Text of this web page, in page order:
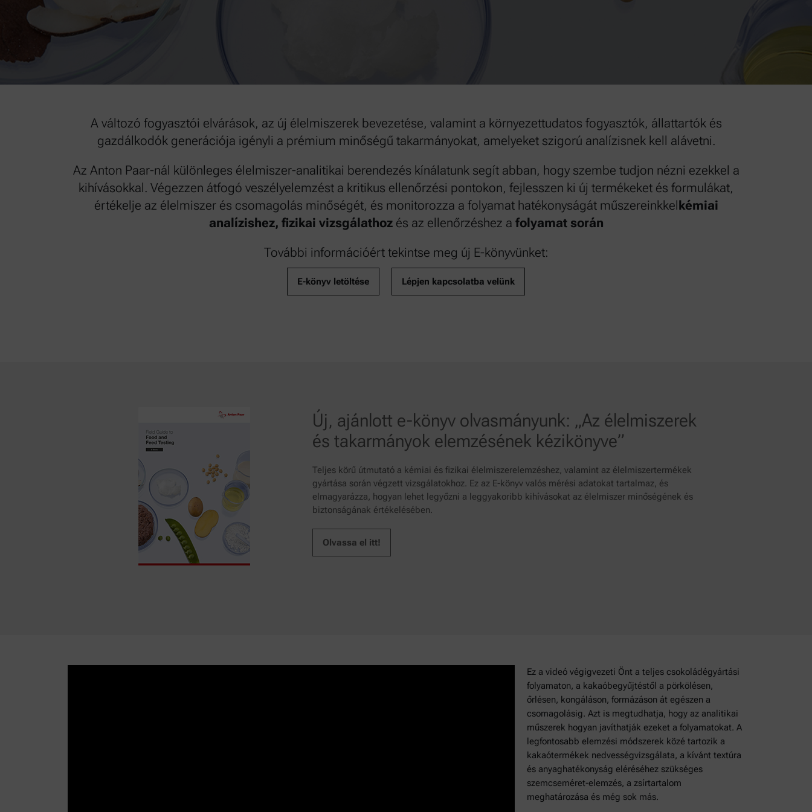
A változó fogyasztói elvárások, az új élelmiszerek bevezetése, valamint a környezettudatos fogyasztók, állattartók és
gazdálkodók generációja igényli a prémium minőségű takarmányokat, amelyeket szigorú analízisnek kell alávetni.
Az Anton Paar-nál különleges élelmiszer-analitikai berendezés kínálatunk segít abban, hogy szembe tudjon nézni ezekkel a
kihívásokkal. Végezzen átfogó veszélyelemzést a kritikus ellenőrzési pontokon, fejlesszen ki új termékeket és formulákat,
értékelje az élelmiszer és csomagolás minőségét, és monitorozza a folyamat hatékonyságát műszereinkkelkémiai
analízishez, fizikai vizsgálathozés az ellenőrzéshez a folyamat során
További információért tekintse meg új E-könyvünket:
E-könyv letöltése Lépjen kapcsolatba velünk
Új, ajánlott e-könyv olvasmányunk: „Az élelmiszerek
és takarmányok elemzésének kézikönyve”
Teljes körű útmutató a kémiai és fizikai élelmiszerelemzéshez, valamint az élelmiszertermékek
gyártása során végzett vizsgálatokhoz. Ez az E-könyv valós mérési adatokat tartalmaz, és
elmagyarázza, hogyan lehet legyőzni a leggyakoribb kihívásokat az élelmiszer minőségének és
biztonságának értékelésében.
Olvassa el itt!
Ez a videó végigvezeti Önt a teljes csokoládégyártási
folyamaton, a kakaóbegyűjtéstől a pörkölésen,
őrlésen, kongáláson, formázáson át egészen a
csomagolásig. Azt is megtudhatja, hogy az analitikai
műszerek hogyan javíthatják ezeket a folyamatokat. A
legfontosabb elemzési módszerek közé tartozik a
kakaótermékek nedvességvizsgálata, a kívánt textúra
és anyaghatékonyság eléréséhez szükséges
szemcseméret-elemzés, a zsírtartalom
meghatározása és még sok más.